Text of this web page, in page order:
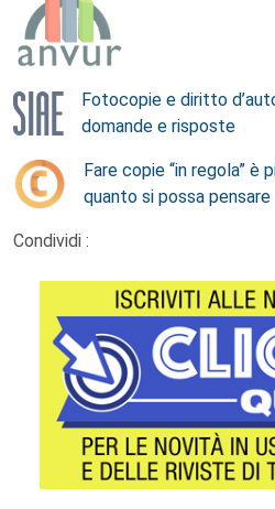
Fotocopie e diritto
domande e risposte
Fare copie “in regola” è
quanto si possa pensare
Condividi :